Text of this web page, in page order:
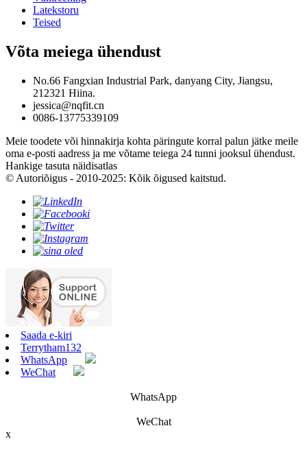
Latekstoru
Teised
Võta meiega ühendust
No.66 Fangxian Industrial Park, danyang City, Jiangsu,
212321 Hiina.
jessica@nqfit.cn
0086-13775339109
Meie toodete või hinnakirja kohta päringute korral palun jätke meile
oma e-posti aadress ja me võtame teiega 24 tunni jooksul ühendust.
Hankige tasuta näidisatlas
© Autoriõigus - 2010-2025: Kõik õigused kaitstud.
Saada e-kiri
Terrytham132
WhatsApp
WeChat
WhatsApp
WeChat
x